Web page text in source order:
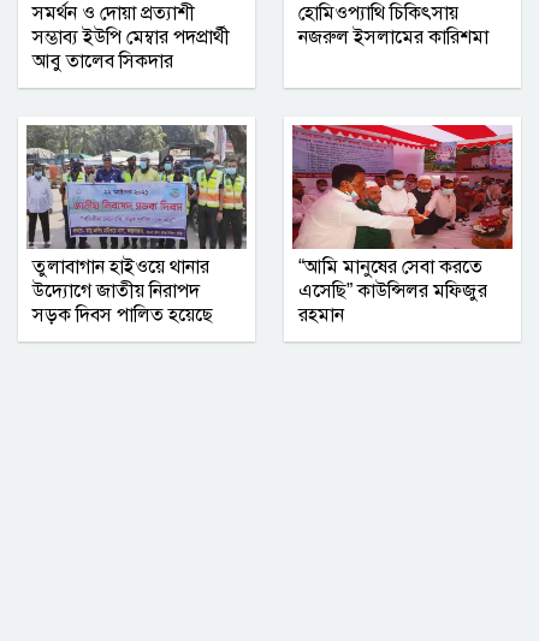
নোয়াখালীতে ব্যবসায়ীর বাড়িতে দুর্ধর্ষ
নারী ও শিশু নির্যাতন বন্ধে নীরবতা নয়, চাই
সম্মিলিত উদ্যোগ
সমর্থন ও দোয়া প্রত্যাশী
সম্ভাব্য ইউপি মেম্বার পদপ্রার্থী
আবু তালেব সিকদার
হোমিওপ্যাথি চিকিৎসায়
নজরুল ইসলামের কারিশমা
তুলাবাগান হাইওয়ে থানার
উদ্যোগে জাতীয় নিরাপদ
সড়ক দিবস পালিত হয়েছে
“আমি মানুষের সেবা করতে
এসেছি” কাউন্সিলর মফিজুর
রহমান